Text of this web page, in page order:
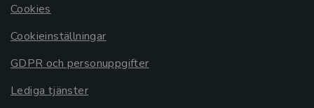
Cookies
Cookieinställningar
GDPR och personuppgifter
Lediga tjänster